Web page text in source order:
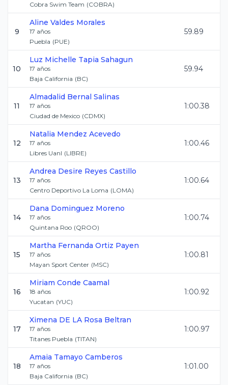
Cobra Swim Team (COBRA)
9
Aline Valdes Morales
17 años
Puebla (PUE)
59.89
10
Luz Michelle Tapia Sahagun
17 años
Baja California (BC)
59.94
11
Almadalid Bernal Salinas
17 años
Ciudad de Mexico (CDMX)
1:00.38
12
Natalia Mendez Acevedo
17 años
Libres Uanl (LIBRE)
1:00.46
13
Andrea Desire Reyes Castillo
17 años
Centro Deportivo La Loma (LOMA)
1:00.64
14
Dana Dominguez Moreno
17 años
Quintana Roo (QROO)
1:00.74
15
Martha Fernanda Ortiz Payen
17 años
Mayan Sport Center (MSC)
1:00.81
16
Miriam Conde Caamal
18 años
Yucatan (YUC)
1:00.92
17
Ximena DE LA Rosa Beltran
17 años
Titanes Puebla (TITAN)
1:00.97
18
Amaia Tamayo Camberos
17 años
Baja California (BC)
1:01.00